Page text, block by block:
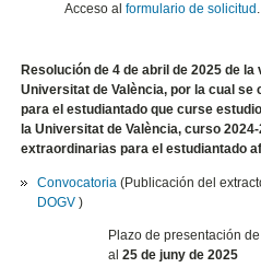
Acceso alformulario de solicitud .
Resolución de 4 de abril de 2025 de la
Universitat de València, por la cual
para el estudiantado que curse
la Universitat de València, curso
extraordinarias para el estudiantado
Convocatoria (Publicación del
DOGV)
Plazo de presentación
al25 de juny de 2025